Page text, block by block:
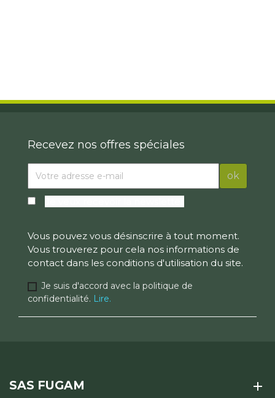
Recevez nos offres spéciales
Vous pouvez vous désinscrire à tout moment.
Vous trouverez pour cela nos informations de
contact dans les conditions d'utilisation du site.
Je suis d'accord avec la politique de
confidentialité. Lire.
SAS FUGAM
add